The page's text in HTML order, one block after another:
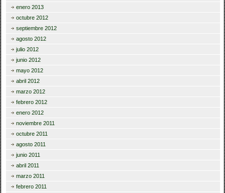
enero 2013
octubre 2012
septiembre 2012
agosto 2012
julio 2012
junio 2012
mayo 2012
abril 2012
marzo 2012
febrero 2012
enero 2012
noviembre 2011
octubre 2011
agosto 2011
junio 2011
abril 2011
marzo 2011
febrero 2011